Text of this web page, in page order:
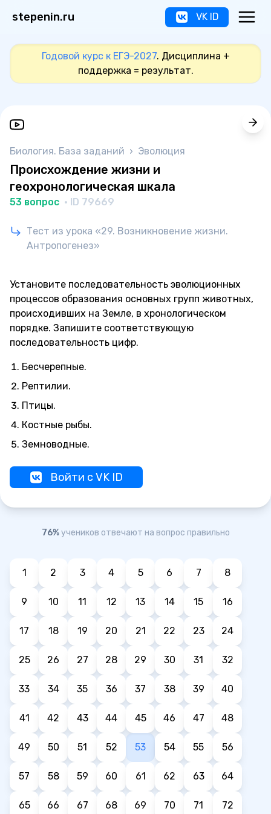
stepenin.ru VK ID
Годовой курс к ЕГЭ-2027. Дисциплина +
поддержка = результат.
Биология. База заданий › Эволюция
Происхождение жизни и
геохронологическая шкала
53 вопрос · ID 79669
Тест из урока «29. Возникновение жизни.
Антропогенез»
Установите последовательность эволюционных
процессов образования основных групп животных,
происходивших на Земле, в хронологическом
порядке. Запишите соответствующую
последовательность цифр.
Бесчерепные.
Рептилии.
Птицы.
Костные рыбы.
Земноводные.
Войти с VK ID
76%учеников отвечают на вопрос правильно
1 2 3 4 5 6 7 8
9 10 11 12 13 14 15 16
17 18 19 20 21 22 23 24
25 26 27 28 29 30 31 32
33 34 35 36 37 38 39 40
41 42 43 44 45 46 47 48
49 50 51 52 53 54 55 56
57 58 59 60 61 62 63 64
65 66 67 68 69 70 71 72